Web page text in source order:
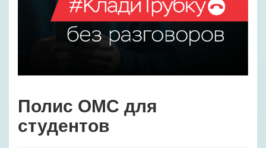
Полис ОМС для
студентов